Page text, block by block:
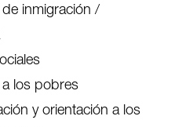
inmigración /
a los pobres
y orientación a los